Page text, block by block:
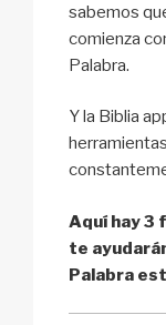
sabemos
comienza
Palabra.
Y la Biblia
Aquí hay 3
te
Palabra